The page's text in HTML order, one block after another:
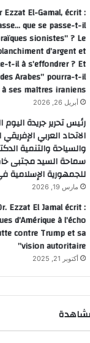
El-Gamal, écrit :
que se passe-t-il
sionistes” ? Le
d’argent et
t-il à s’effondrer ? Et
Arabes” pourra-t-il
ses maîtres iraniens ?
أبريل 26, 2026
رئيس تحرير جريدة
الاتحاد العربي
والسياحة والتنمية
سماحة السيد مجتبى
للجمهورية الإسلامية
مارس 19, 2026
Ezzat El Jamal écrit :
d’Amérique à l’écho
contre Trump et sa
vision autoritaire”
أكتوبر 21, 2025